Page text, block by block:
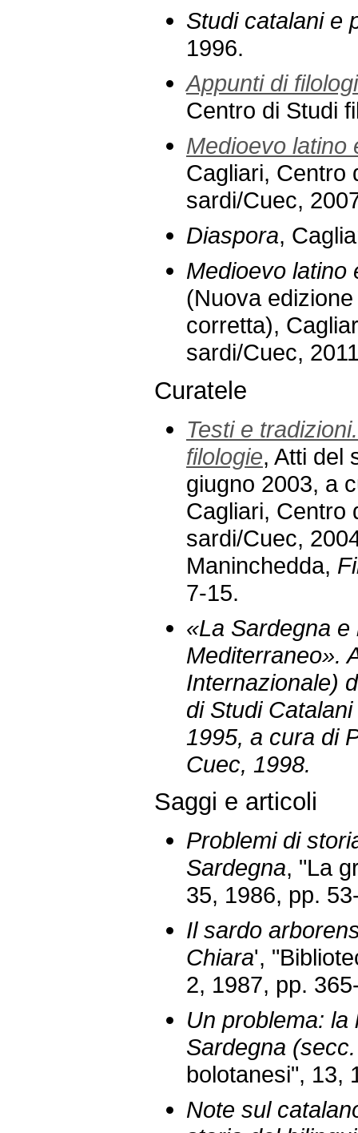
Studi catalani e
1996.
Appunti di
Centro di Studi
Medioevo latino
Cagliari, Centro
sardi/Cuec,
Diaspora,
Medioevo latino
(Nuova
corretta),
sardi/Cuec,
Curatele
Testi e
filologie, Atti del
giugno 2003, a
Cagliari, Centro
sardi/Cuec,
Maninchedda,
7-15.
«La Sardegna
Mediterraneo».
Internazionale)
di Studi
1995, a cura di
Cuec, 1998.
Saggi e articoli
Problemi di
Sardegna, "La
35, 1986, pp.
Il sardo
Chiara',
2, 1987, pp.
Un problema: la
Sardegna
bolotanesi", 13,
Note sul